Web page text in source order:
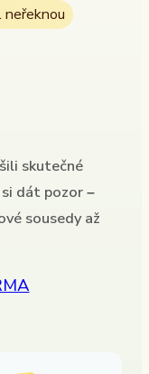
skutečné
dát pozor –
sousedy až